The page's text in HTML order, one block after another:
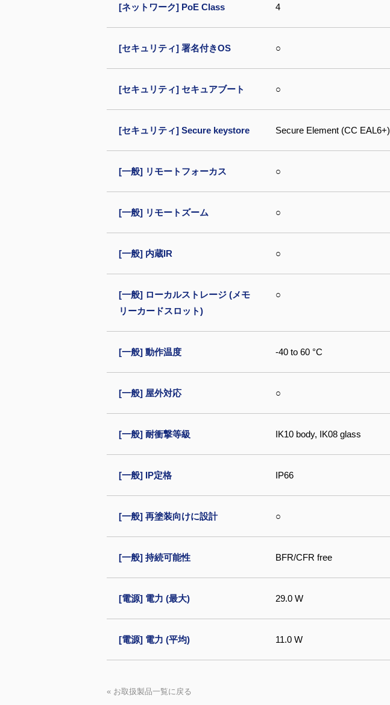
[ネットワーク] PoE Class 4
[セキュリティ] 署名付きOS ○
[セキュリティ] セキュアブート ○
[セキュリティ] Secure keystore Secure Element (CC EAL6+)
[一般] リモートフォーカス ○
[一般] リモートズーム ○
[一般] 内蔵IR ○
[一般] ローカルストレージ (メモ
リーカードスロット)
○
[一般] 動作温度 -40 to 60 °C
[一般] 屋外対応 ○
[一般] 耐衝撃等級 IK10 body, IK08 glass
[一般] IP定格 IP66
[一般] 再塗装向けに設計 ○
[一般] 持続可能性 BFR/CFR free
[電源] 電力 (最大) 29.0 W
[電源] 電力 (平均) 11.0 W
« お取扱製品一覧に戻る